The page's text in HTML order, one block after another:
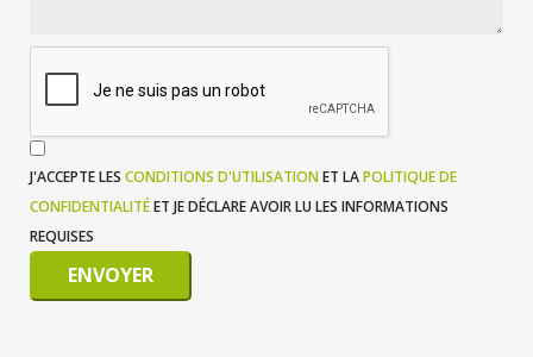
J'ACCEPTE LES CONDITIONS D'UTILISATIONET LAPOLITIQUE DE
CONFIDENTIALITÉET JE DÉCLARE AVOIR LU LES INFORMATIONS
REQUISES
ENVOYER